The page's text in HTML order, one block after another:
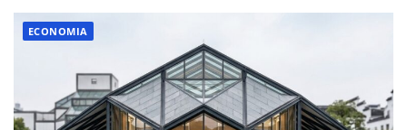
ECONOMIA